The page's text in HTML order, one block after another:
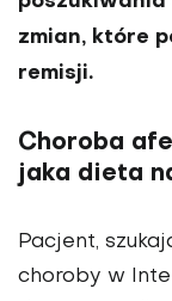
zmian, które
remisji.
Choroba
jaka dieta
Pacjent,
choroby w